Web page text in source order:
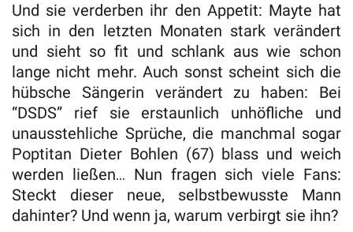
Und sie verderben ihr den Appetit: Mayte hat
sich in den letzten Monaten stark verändert
und sieht so fit und schlank aus wie schon
lange nicht mehr. Auch sonst scheint sich die
hübsche Sängerin verändert zu haben: Bei
“DSDS” rief sie erstaunlich unhöfliche und
unausstehliche Sprüche, die manchmal sogar
Poptitan Dieter Bohlen (67) blass und weich
werden ließen… Nun fragen sich viele Fans:
Steckt dieser neue, selbstbewusste Mann
dahinter? Und wenn ja, warum verbirgt sie ihn?